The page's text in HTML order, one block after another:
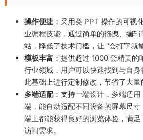
操作便捷 ：采用类 PPT 操作的可视
业编程技能，通过简单的拖拽、编
站，降低了技术门槛，让 “会打字就
模板丰富 ：提供超过 1000 套精美
行业领域，用户可以快速找到与自
此基础上进行定制修改，节省了大量
多端适配：支持一端设计，多端适
端，能自动适配不同设备的屏幕尺
端上都能获得良好的浏览体验，满
访问需求。